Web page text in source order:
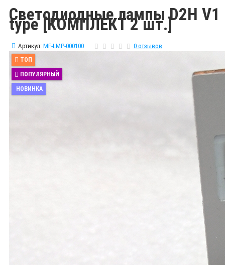
Светодиодные лампы D2H V1
type [КОМПЛЕКТ 2 шт.]
Артикул: MF-LMP-000100 0 отзывов
ТОП
ПОПУЛЯРНЫЙ
НОВИНКА